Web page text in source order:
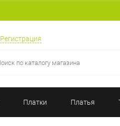
Регистрация
Платки Платья